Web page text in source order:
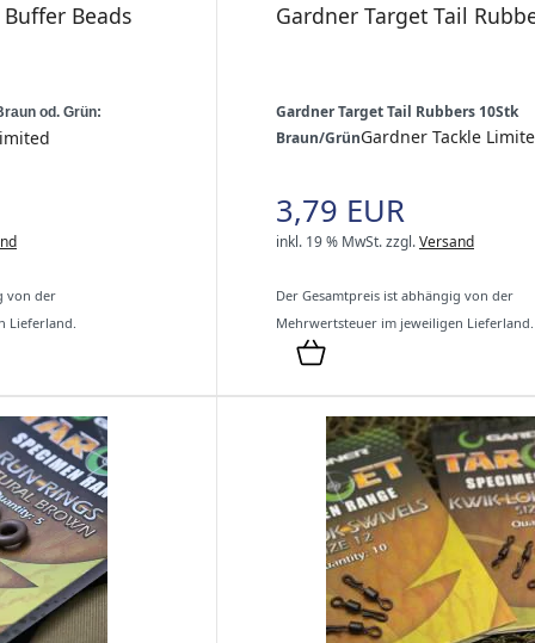
Beads
od. Grün:
von der
Lieferland.
Gardner Target Tail
Gardner Target Tail Rubbers 10Stk
Braun/GrünGardner Tackle
3,79 EUR
inkl. 19 % MwSt.zzgl.Versand
Der Gesamtpreis ist abhängig von der
Mehrwertsteuer im jeweiligen Lieferland.